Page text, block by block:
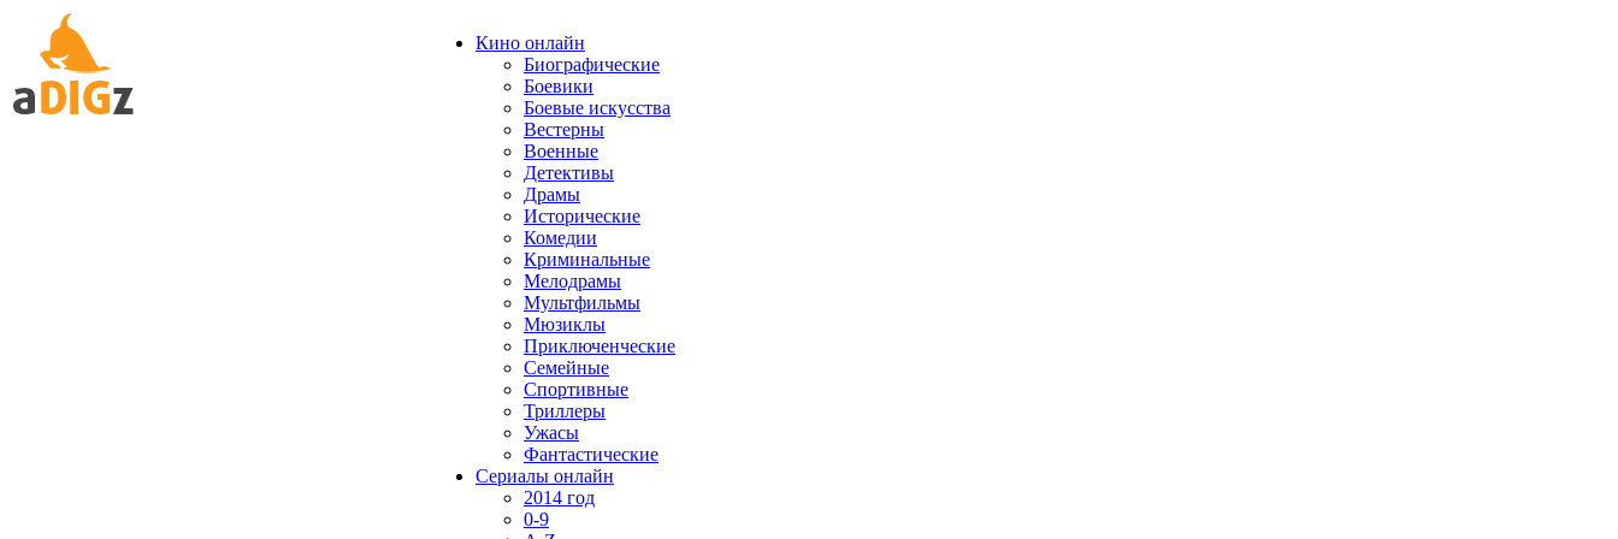
Кино онлайн
Биографические
Боевики
Боевые искусства
Вестерны
Военные
Детективы
Драмы
Исторические
Комедии
Криминальные
Мелодрамы
Мультфильмы
Мюзиклы
Приключенческие
Семейные
Спортивные
Триллеры
Ужасы
Фантастические
Сериалы онлайн
2014 год
0-9